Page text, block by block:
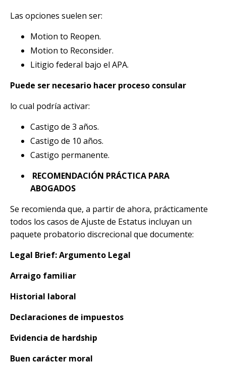
Las opciones suelen ser:
Motion to Reopen.
Motion to Reconsider.
Litigio federal bajo el APA.
Puede ser necesario hacer proceso consular
lo cual podría activar:
Castigo de 3 años.
Castigo de 10 años.
Castigo permanente.
RECOMENDACIÓN PRÁCTICA PARA
ABOGADOS
Se recomienda que, a partir de ahora, prácticamente
todos los casos de Ajuste de Estatus incluyan un
paquete probatorio discrecional que documente:
Legal Brief: Argumento Legal
Arraigo familiar
Historial laboral
Declaraciones de impuestos
Evidencia de hardship
Buen carácter moral